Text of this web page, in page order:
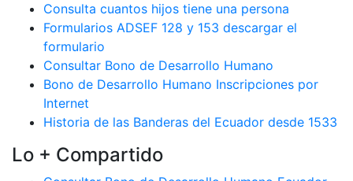
Consulta cuantos hijos tiene una persona
Formularios ADSEF 128 y 153 descargar el
formulario
Consultar Bono de Desarrollo Humano
Bono de Desarrollo Humano Inscripciones por
Internet
Historia de las Banderas del Ecuador desde 1533
Lo + Compartido